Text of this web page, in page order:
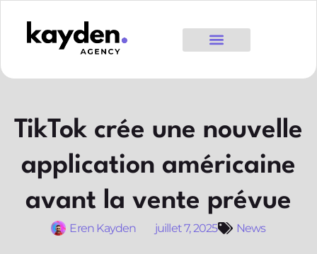
TikTok crée une nouvelle
application américaine
avant la vente prévue
Eren Kayden juillet 7, 2025 News